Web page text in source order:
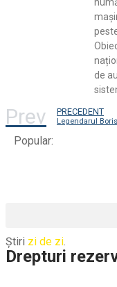
de
Prev PRECEDENT
Popular:
Știri zi de zi
Drepturi